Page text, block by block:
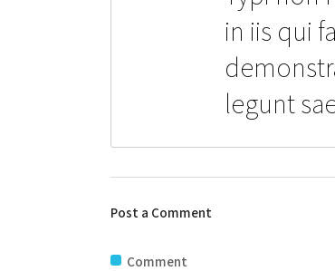
in iis qui
legunt
Post a Comment
Comment